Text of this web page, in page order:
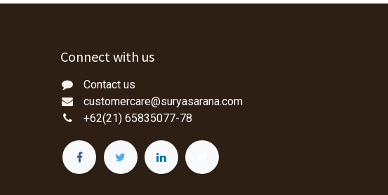
Connect with us
Contact us
customercare@suryasarana.com
+62(21) 65835077-78